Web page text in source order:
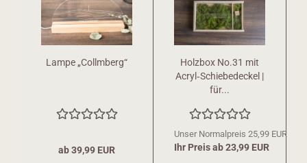
Lampe „Collmberg“
ab 39,99 EUR
Holzbox No.31 mit
Acryl‑Schiebedeckel |
für...
Unser Normalpreis 25,99 EUR
Ihr Preis ab 23,99 EUR